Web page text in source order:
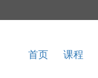
课程
首页